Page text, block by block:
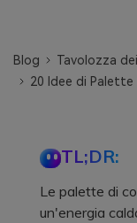
Blog
Tavolozza
20 Idee di Palette
TL;DR:
Le palette di
un'energia